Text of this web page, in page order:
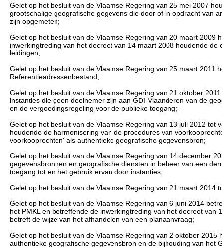
Gelet op het besluit van de Vlaamse Regering van 25 mei 2007
grootschalige geografische gegevens die door of in opdracht van
zijn opgemeten;
Gelet op het besluit van de Vlaamse Regering van 20 maart 2009
inwerkingtreding van het decreet van 14 maart 2008 houdende
leidingen;
Gelet op het besluit van de Vlaamse Regering van 25 maart
Referentieadressenbestand;
Gelet op het besluit van de Vlaamse Regering van 21 oktober
instanties die geen deelnemer zijn aan GDI-Vlaanderen van de
en de vergoedingsregeling voor de publieke toegang;
Gelet op het besluit van de Vlaamse Regering van 13 juli 2012
houdende de harmonisering van de procedures van
voorkooprechten' als authentieke geografische gegevensbron;
Gelet op het besluit van de Vlaamse Regering van 14 december
gegevensbronnen en geografische diensten in beheer van een
toegang tot en het gebruik ervan door instanties;
Gelet op het besluit van de Vlaamse Regering van 21 maart 2014
Gelet op het besluit van de Vlaamse Regering van 6 juni 2014
het PMKL en betreffende de inwerkingtreding van het decreet
betreft de wijze van het afhandelen van een planaanvraag;
Gelet op het besluit van de Vlaamse Regering van 2 oktober
authentieke geografische gegevensbron en de bijhouding van het